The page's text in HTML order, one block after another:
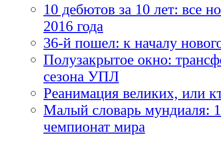
10 дебютов за 10 лет: все
2016 года
36-й пошел: к началу
Полузакрытое окно:
сезона УПЛ
Реанимация великих, или
Малый словарь мундиаля:
чемпионат мира